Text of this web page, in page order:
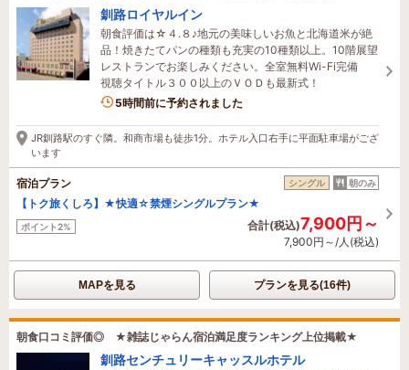
釧路ロイヤルイン
朝食評価は☆４.８♪地元の美味しいお魚と北海道米が絶
品！焼きたてパンの種類も充実の10種類以上。10階展望
レストランでお楽しみください。全室無料Wi-Fi完備
視聴タイトル３００以上のＶＯＤも最新式！
5時間前に予約されました
JR釧路駅のすぐ隣。和商市場も徒歩1分。ホテル入口右手に平面駐車場がござ
います
宿泊プラン シングル 朝のみ
【トク旅くしろ】★快適☆禁煙シングルプラン★
ポイント2% 合計(税込)7,900円～
7,900円～/人(税込)
MAPを見る プランを見る(16件)
朝食口コミ評価◎ ★雑誌じゃらん宿泊満足度ランキング上位掲載★
釧路センチュリーキャッスルホテル